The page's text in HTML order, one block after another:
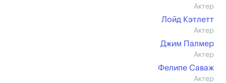
Актер
Лойд Кэтлетт
Актер
Джим Палмер
Актер
Фелипе Саваж
Актер